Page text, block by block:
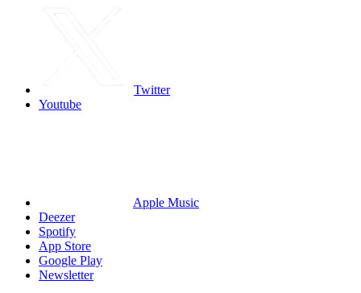
Twitter
Youtube
Apple Music
Deezer
Spotify
App Store
Google Play
Newsletter